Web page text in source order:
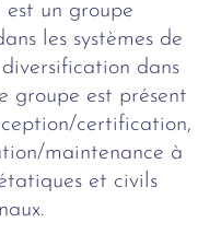
est un groupe
les systèmes de
dans
groupe est présent
certification,
maintenance à
et civils